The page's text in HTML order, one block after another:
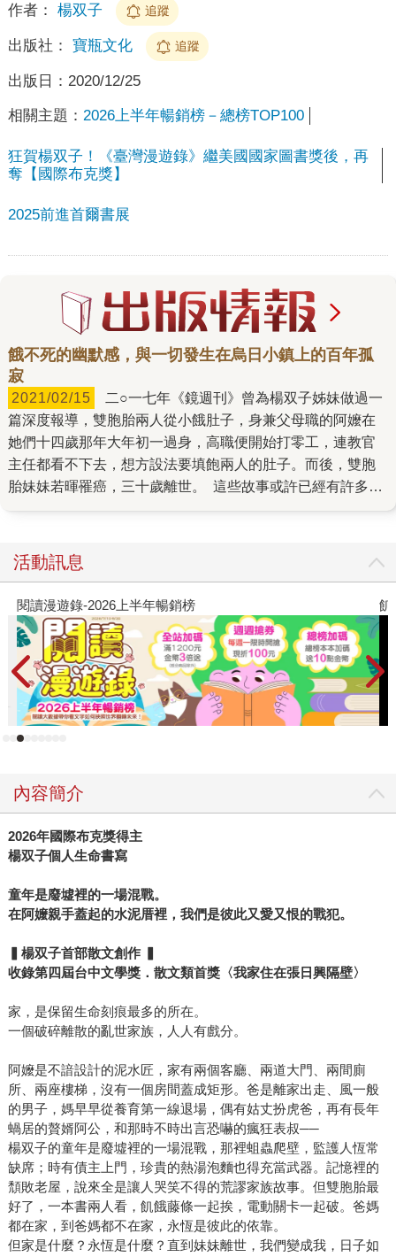
作者： 楊双子 追蹤
出版社： 寶瓶文化 追蹤
出版日： 2020/12/25
相關主題： 2026上半年暢銷榜－總榜TOP100
狂賀楊双子！《臺灣漫遊錄》繼美國國家圖書獎後，再
奪【國際布克獎】
2025前進首爾書展
餓不死的幽默感，與一切發生在烏日小鎮上的百年孤
寂
2021/02/15
篇深度報導，雙胞胎兩人從小餓肚子，身兼父母職的阿嬤在
她們十四歲那年大年初一過身，高職便開始打零工，連教官
主任都看不下去，想方設法要填飽兩人的肚子。而後，雙胞
胎妹妹若暉罹癌，三十歲離世。 這些故事或許已經有許多人
姊姊楊若慈一人擔綱，同年以散文〈我家住在張日興隔壁〉
獲得台中文學獎首獎。這篇散文寫的是生命的源頭──家，的
故事，從成功嶺山腳下的張日興雜貨店說起。五年過去，楊
双子終於掏盡一切家族記憶將之完整書寫，完成這本同名散
文集。 讀《我家住在張日興隔壁》，像在看一齣荒腔走板的
鄉土劇，命運之神安排各種荒謬情節在這個家族裡上演，就
連居所都像是為了配合情節需要而搭建的舞台：泥水匠阿嬤
一手蓋起的水泥厝，格局如迷宮般畸形詭異，應該垂直水平
處皆不像話地歪扭，以致床頭櫃無法與牆面貼合，形成一塊
走，有人長年蝸居，有人關在房裡鬼祟，時而溢散令人異常
亢奮的不知名香氣。每個人都相當稱職地扮演好屬於自己的
（亂七八糟的）人設，就連不屬於這個家的人都上門充當臨
演：欠錢的不是姊妹倆，討債的找上門卻是她倆上場迎戰
（平常不問人間事的阿公忽然下凡給開的門）；說好不能打
臉，結果兩人都被甩了巴掌……喂，明明是臨演，誰讓你演
劇，真的，簡直戲劇到讓人感到魔幻，像在看台版的《百年
孤寂》，一切混戰、荒涼與離散皆涵蓋其中。 楊双子的散文
明很悲很苦的故事。而這樣的人生，因為有妹妹相伴，所以
再餓都有力氣一同奮戰，也還能持有一份餓不死的幽默感，
一起做著各式少女夢。直到妹妹因病過世。 幽默的文字或許
能讓讀者在閱讀上述的生命經驗時少些負擔與壓力，但妹妹
離世的悲痛太真實，怎可能掩蓋得了？於是這本書就成為責
編目前編輯生涯中，流過最多眼淚，卻又淚中帶笑的作品。
誠摯推薦給你。
活動訊息
閱讀漫遊錄-2026上半年暢銷榜 飢
內容簡介
2026年國際布克獎得主
楊双子個人生命書寫
童年是廢墟裡的一場混戰。
在阿嬤親手蓋起的水泥厝裡，我們是彼此又愛又恨的戰犯。
▍楊双子首部散文創作 ▍
收錄第四屆台中文學獎．散文類首獎〈我家住在張日興隔壁〉
家，是保留生命刻痕最多的所在。
一個破碎離散的亂世家族，人人有戲分。
阿嬤是不諳設計的泥水匠，家有兩個客廳、兩道大門、兩間廁
所、兩座樓梯，沒有一個房間蓋成矩形。爸是離家出走、風一般
的男子，媽早早從養育第一線退場，偶有姑丈扮虎爸，再有長年
蝸居的贅婿阿公，和那時不時出言恐嚇的瘋狂表叔──
楊双子的童年是廢墟裡的一場混戰，那裡蛆蟲爬壁，監護人恆常
缺席；時有債主上門，珍貴的熱湯泡麵也得充當武器。記憶裡的
頹敗老屋，說來全是讓人哭笑不得的荒謬家族故事。但雙胞胎最
好了，一本書兩人看，飢餓藤條一起挨，電動關卡一起破。爸媽
都在家，到爸媽都不在家，永恆是彼此的依靠。
但家是什麼？永恆是什麼？直到妹妹離世，我們變成我，日子如